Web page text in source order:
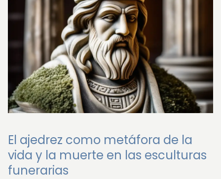
El ajedrez como metáfora de la
vida y la muerte en las esculturas
funerarias